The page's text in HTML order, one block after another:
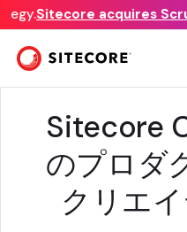
Sitecore acquires
SITECORE
Sitecore
のプロダ
クリエ